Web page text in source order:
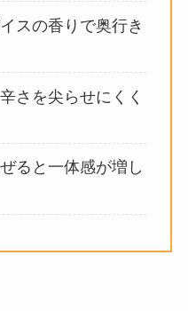
スの香りで奥行き
さを尖らせにくく
ると一体感が増し